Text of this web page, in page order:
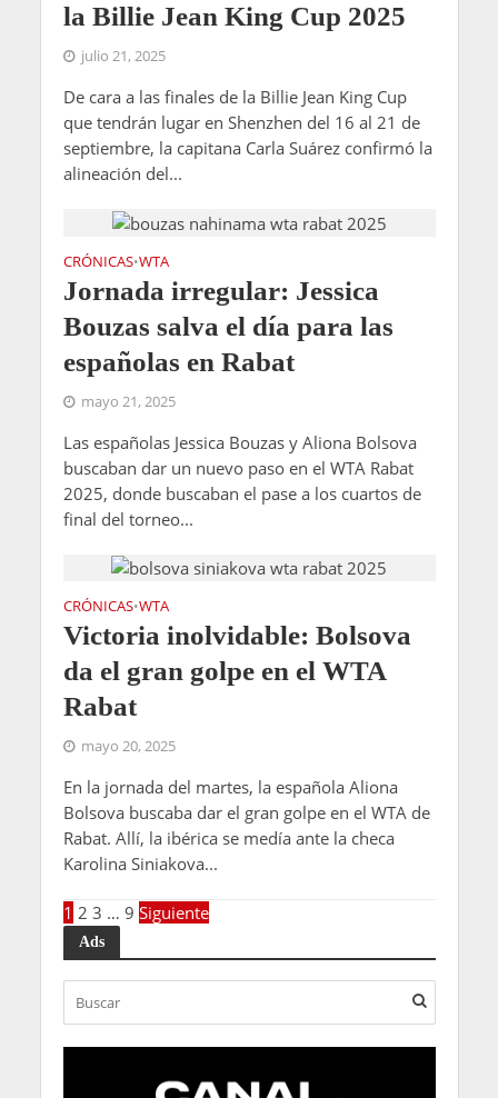
la Billie Jean King Cup 2025
julio 21, 2025
De cara a las finales de la Billie Jean King Cup
que tendrán lugar en Shenzhen del 16 al 21 de
septiembre, la capitana Carla Suárez confirmó la
alineación del...
CRÓNICAS•WTA
Jornada irregular: Jessica
Bouzas salva el día para las
españolas en Rabat
mayo 21, 2025
Las españolas Jessica Bouzas y Aliona Bolsova
buscaban dar un nuevo paso en el WTA Rabat
2025, donde buscaban el pase a los cuartos de
final del torneo...
CRÓNICAS•WTA
Victoria inolvidable: Bolsova
da el gran golpe en el WTA
Rabat
mayo 20, 2025
En la jornada del martes, la española Aliona
Bolsova buscaba dar el gran golpe en el WTA de
Rabat. Allí, la ibérica se medía ante la checa
Karolina Siniakova...
1 2 3 … 9 Siguiente
Ads